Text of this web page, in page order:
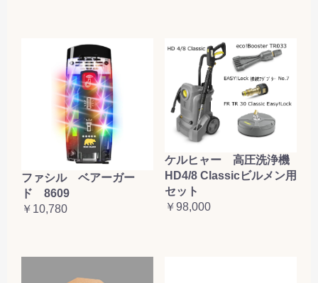
ファシル ベアーガー
ド 8609
￥10,780
ケルヒャー 高圧洗浄機
HD4/8 Classicビルメン用
セット
￥98,000